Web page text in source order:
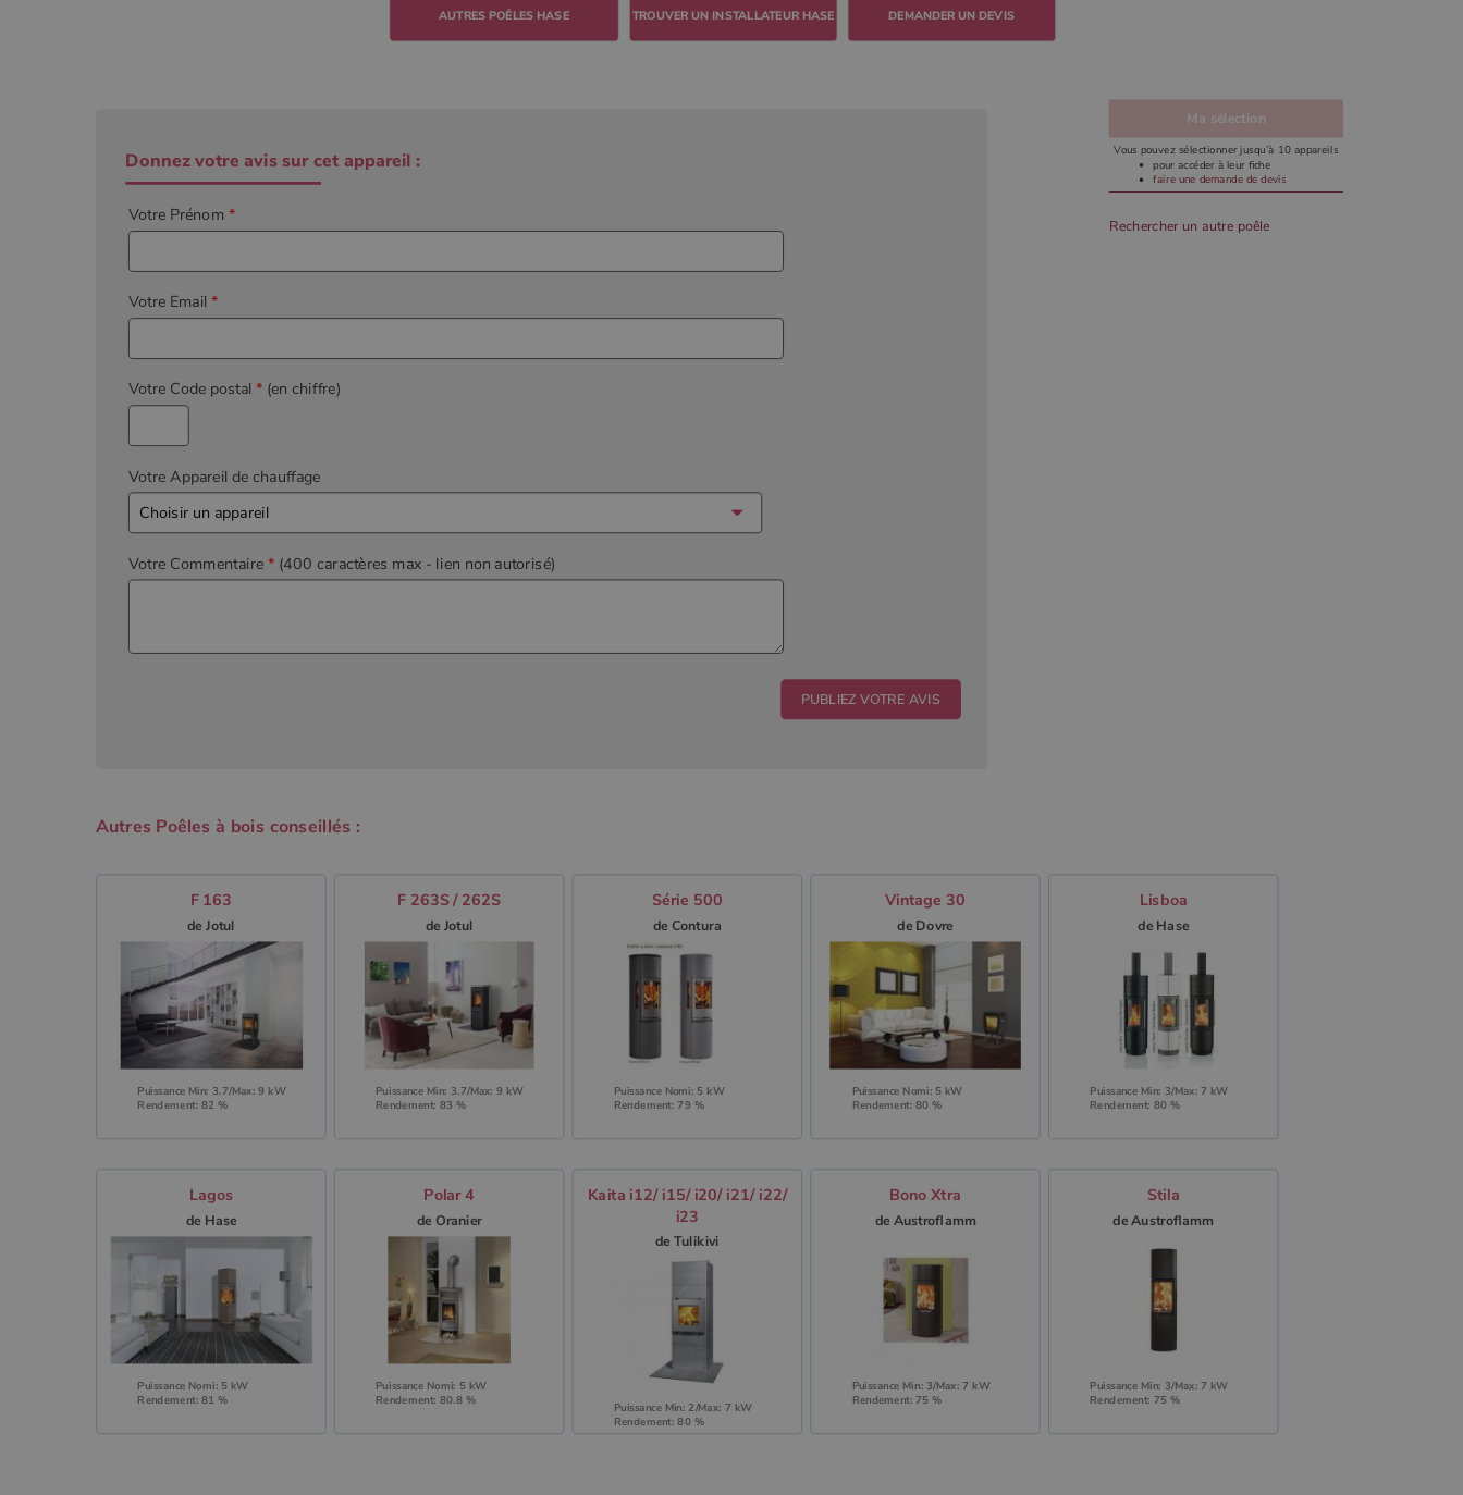
TROUVER UN INSTALLATEUR HASE DEMANDER UN DEVIS
Donnez votre avis sur cet appareil :
Votre Prénom *
Votre Email *
Votre Code postal * (en chiffre)
Votre Appareil de chauffage
Votre Commentaire * (400 caractères max - lien non autorisé)
Ma sélection
Vous pouvez sélectionner jusqu’à 10 appareils
pour accéder à leur fiche
faire une demande de devis
Rechercher un autre poêle
Autres Poêles à bois conseillés :
F 163
de Jotul
Puissance Min: 3.7/Max: 9 kW
Rendement: 82 %
F 263S / 262S
de Jotul
Puissance Min: 3.7/Max: 9 kW
Rendement: 83 %
Série 500
de Contura
Puissance Nomi: 5 kW
Rendement: 79 %
Vintage 30
de Dovre
Puissance Nomi: 5 kW
Rendement: 80 %
Lisboa
de Hase
Puissance Min: 3/Max: 7 kW
Rendement: 80 %
Lagos
de Hase
Puissance Nomi: 5 kW
Rendement: 81 %
Polar 4
de Oranier
Puissance Nomi: 5 kW
Rendement: 80.8 %
Kaita i12/ i15/ i20/ i21/ i22/
i23
de Tulikivi
Puissance Min: 2/Max: 7 kW
Rendement: 80 %
Bono Xtra
de Austroflamm
Puissance Min: 3/Max: 7 kW
Rendement: 75 %
Stila
de Austroflamm
Puissance Min: 3/Max: 7 kW
Rendement: 75 %